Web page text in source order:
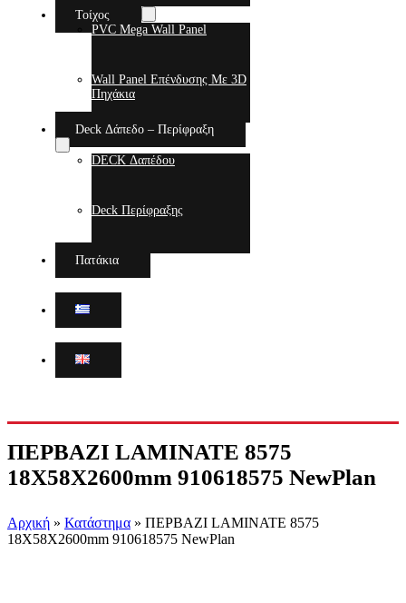
Τοίχος
PVC Mega Wall Panel
Wall Panel Επένδυσης Με 3D
Πηχάκια
Deck Δάπεδο – Περίφραξη
DECK Δαπέδου
Deck Περίφραξης
Πατάκια
ΠΕΡΒΑΖΙ LAMINATE 8575
18Χ58X2600mm 910618575 NewPlan
Αρχική » Κατάστημα » ΠΕΡΒΑΖΙ LAMINATE 8575
18Χ58X2600mm 910618575 NewPlan